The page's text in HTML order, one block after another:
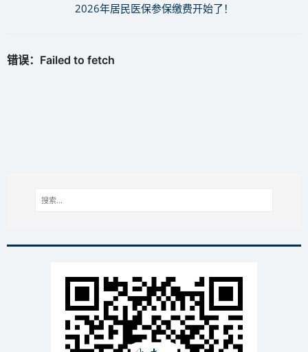
2026年居民医保参保缴费开始了！